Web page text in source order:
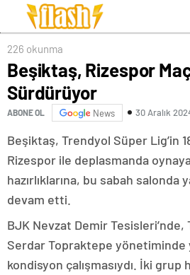
226 okunma
Beşiktaş, Rizespor
Sürdürüyor
ABONE OL News 30 Aralık
Beşiktaş, Trendyol Süper Lig’in
Rizespor ile deplasmanda
hazırlıklarına, bu sabah salonda
devam etti.
BJK Nevzat Demir
Serdar Topraktepe yönetiminde
kondisyon çalışmasıydı. İki grup